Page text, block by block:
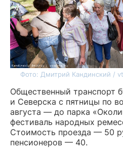
Фото: Дмитрий Кандинский /
Общественный транспорт
и Северска с пятницы по
августа — до парка
фестиваль народных
Стоимость проезда — 50
пенсионеров — 40.